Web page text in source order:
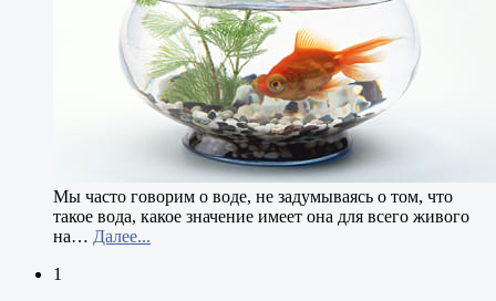
Мы часто говорим о воде, не задумываясь о том, что
такое вода, какое значение имеет она для всего живого
на… Далее...
1